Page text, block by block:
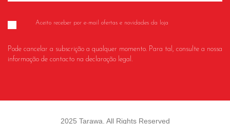
Aceito receber por e-mail ofertas e novidades da loja
Pode cancelar a subscrição a qualquer momento. Para tal, consulte a nossa
informação de contacto na declaração legal.
2025 Tarawa. All Rights Reserved